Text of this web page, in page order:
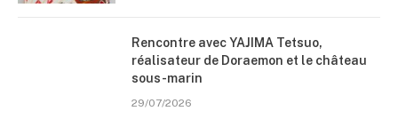
Rencontre avec YAJIMA Tetsuo,
réalisateur de Doraemon et le château
sous-marin
29/07/2026